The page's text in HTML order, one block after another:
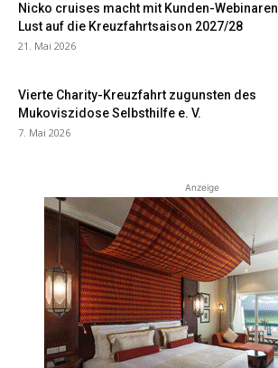
Nicko cruises macht mit Kunden-Webinaren
Lust auf die Kreuzfahrtsaison 2027/28
21. Mai 2026
Vierte Charity-Kreuzfahrt zugunsten des
Mukoviszidose Selbsthilfe e. V.
7. Mai 2026
Anzeige